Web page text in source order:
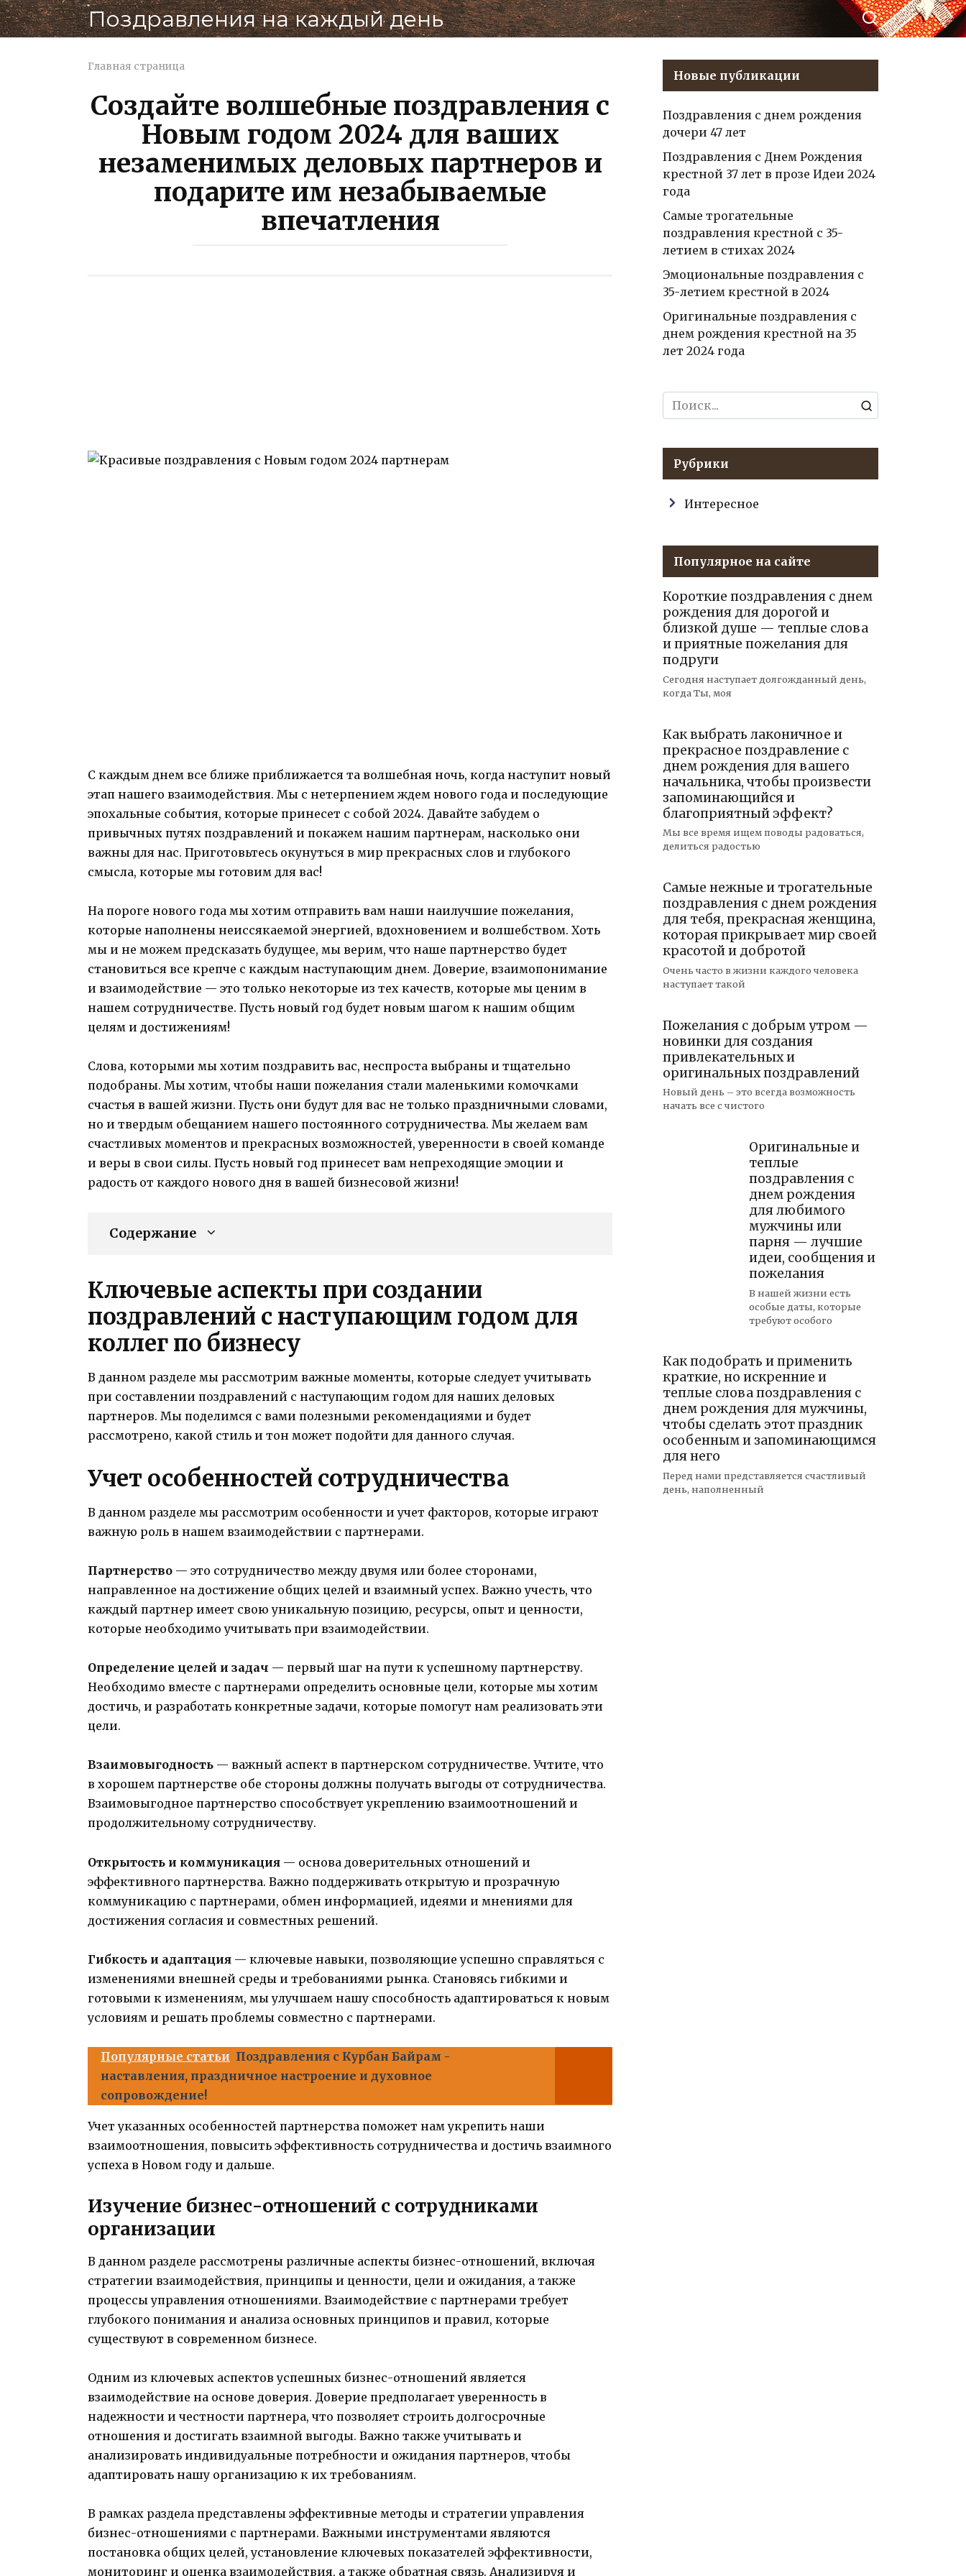
Перейти
к
Поздравления на каждый день
Главная страница
Создайте волшебные поздравления с
Новым годом 2024 для ваших
незаменимых деловых партнеров и
подарите им незабываемые
впечатления
С каждым днем все ближе приближается та волшебная ночь, когда наступит новый
этап нашего взаимодействия. Мы с нетерпением ждем нового года и последующие
эпохальные события, которые принесет с собой 2024. Давайте забудем о
привычных путях поздравлений и покажем нашим партнерам, насколько они
важны для нас. Приготовьтесь окунуться в мир прекрасных слов и глубокого
смысла, которые мы готовим для вас!
На пороге нового года мы хотим отправить вам наши наилучшие пожелания,
которые наполнены неиссякаемой энергией, вдохновением и волшебством. Хоть
мы и не можем предсказать будущее, мы верим, что наше партнерство будет
становиться все крепче с каждым наступающим днем. Доверие, взаимопонимание
и взаимодействие — это только некоторые из тех качеств, которые мы ценим в
нашем сотрудничестве. Пусть новый год будет новым шагом к нашим общим
целям и достижениям!
Слова, которыми мы хотим поздравить вас, неспроста выбраны и тщательно
подобраны. Мы хотим, чтобы наши пожелания стали маленькими комочками
счастья в вашей жизни. Пусть они будут для вас не только праздничными словами,
но и твердым обещанием нашего постоянного сотрудничества. Мы желаем вам
счастливых моментов и прекрасных возможностей, уверенности в своей команде
и веры в свои силы. Пусть новый год принесет вам непреходящие эмоции и
радость от каждого нового дня в вашей бизнесовой жизни!
Содержание
Ключевые аспекты при создании
поздравлений с наступающим годом для
коллег по бизнесу
В данном разделе мы рассмотрим важные моменты, которые следует учитывать
при составлении поздравлений с наступающим годом для наших деловых
партнеров. Мы поделимся с вами полезными рекомендациями и будет
рассмотрено, какой стиль и тон может подойти для данного случая.
Учет особенностей сотрудничества
В данном разделе мы рассмотрим особенности и учет факторов, которые играют
важную роль в нашем взаимодействии с партнерами.
Партнерство — это сотрудничество между двумя или более сторонами,
направленное на достижение общих целей и взаимный успех. Важно учесть, что
каждый партнер имеет свою уникальную позицию, ресурсы, опыт и ценности,
которые необходимо учитывать при взаимодействии.
Определение целей и задач — первый шаг на пути к успешному партнерству.
Необходимо вместе с партнерами определить основные цели, которые мы хотим
достичь, и разработать конкретные задачи, которые помогут нам реализовать эти
цели.
Взаимовыгодность — важный аспект в партнерском сотрудничестве. Учтите, что
в хорошем партнерстве обе стороны должны получать выгоды от сотрудничества.
Взаимовыгодное партнерство способствует укреплению взаимоотношений и
продолжительному сотрудничеству.
Открытость и коммуникация — основа доверительных отношений и
эффективного партнерства. Важно поддерживать открытую и прозрачную
коммуникацию с партнерами, обмен информацией, идеями и мнениями для
достижения согласия и совместных решений.
Гибкость и адаптация — ключевые навыки, позволяющие успешно справляться с
изменениями внешней среды и требованиями рынка. Становясь гибкими и
готовыми к изменениям, мы улучшаем нашу способность адаптироваться к новым
условиям и решать проблемы совместно с партнерами.
Популярные статьи Поздравления с Курбан Байрам -
наставления, праздничное настроение и духовное
сопровождение!
Учет указанных особенностей партнерства поможет нам укрепить наши
взаимоотношения, повысить эффективность сотрудничества и достичь взаимного
успеха в Новом году и дальше.
Изучение бизнес-отношений с сотрудниками
организации
В данном разделе рассмотрены различные аспекты бизнес-отношений, включая
стратегии взаимодействия, принципы и ценности, цели и ожидания, а также
процессы управления отношениями. Взаимодействие с партнерами требует
глубокого понимания и анализа основных принципов и правил, которые
существуют в современном бизнесе.
Одним из ключевых аспектов успешных бизнес-отношений является
взаимодействие на основе доверия. Доверие предполагает уверенность в
надежности и честности партнера, что позволяет строить долгосрочные
отношения и достигать взаимной выгоды. Важно также учитывать и
анализировать индивидуальные потребности и ожидания партнеров, чтобы
адаптировать нашу организацию к их требованиям.
В рамках раздела представлены эффективные методы и стратегии управления
бизнес-отношениями с партнерами. Важными инструментами являются
постановка общих целей, установление ключевых показателей эффективности,
мониторинг и оценка взаимодействия, а также обратная связь. Анализируя и
Новые публикации
Поздравления с днем рождения
дочери 47 лет
Поздравления с Днем Рождения
крестной 37 лет в прозе Идеи 2024
года
Самые трогательные
поздравления крестной с 35-
летием в стихах 2024
Эмоциональные поздравления с
35-летием крестной в 2024
Оригинальные поздравления с
днем рождения крестной на 35
лет 2024 года
Search
for:
Рубрики
Интересное
Популярное на сайте
Короткие поздравления с днем
рождения для дорогой и
близкой душе — теплые слова
и приятные пожелания для
подруги
Сегодня наступает долгожданный день,
когда Ты, моя
Как выбрать лаконичное и
прекрасное поздравление с
днем рождения для вашего
начальника, чтобы произвести
запоминающийся и
благоприятный эффект?
Мы все время ищем поводы радоваться,
делиться радостью
Самые нежные и трогательные
поздравления с днем рождения
для тебя, прекрасная женщина,
которая прикрывает мир своей
красотой и добротой
Очень часто в жизни каждого человека
наступает такой
Пожелания с добрым утром —
новинки для создания
привлекательных и
оригинальных поздравлений
Новый день – это всегда возможность
начать все с чистого
Оригинальные и
теплые
поздравления с
днем рождения
для любимого
мужчины или
парня — лучшие
идеи, сообщения и
пожелания
В нашей жизни есть
особые даты, которые
требуют особого
Как подобрать и применить
краткие, но искренние и
теплые слова поздравления с
днем рождения для мужчины,
чтобы сделать этот праздник
особенным и запоминающимся
для него
Перед нами представляется счастливый
день, наполненный
Поделиться в
рождения
Владиславу —
праздничных